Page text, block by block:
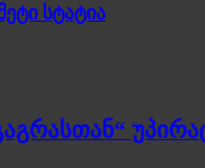
სტატია